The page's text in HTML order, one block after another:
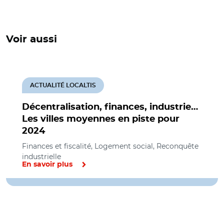
Voir aussi
Décentralisation, finances, industrie…
Les villes moyennes en piste pour
2024
ACTUALITÉ LOCALTIS
Finances et fiscalité, Logement social, Reconquête
industrielle
En savoir plus